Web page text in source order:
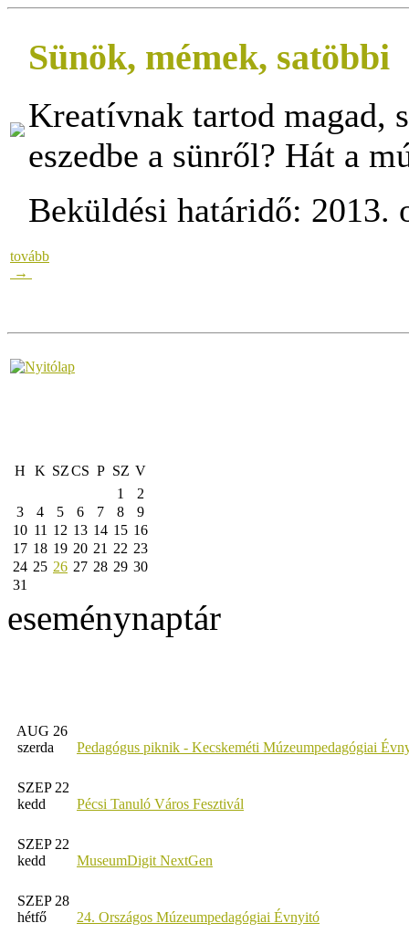
Sünök, mémek, satöbbi
Kreatívnak tartod magad,
eszedbe a sünről? Hát a
Beküldési határidő: 2013.
tovább
→
H K SZCS P SZ V
1
2
3
4 5 6 7 8
9
10 11 12 13 14 15 16
17 18 19 20 21 22 23
24 25 26 27 28 29 30
31
eseménynaptár
AUG 26
szerda
Pedagógus piknik - Kecskeméti Múzeumpedagógiai
SZEP 22
kedd
Pécsi Tanuló Város Fesztivál
SZEP 22
kedd
MuseumDigit NextGen
SZEP 28
hétfő
24. Országos Múzeumpedagógiai Évnyitó